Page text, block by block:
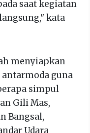
saat kegiatan
kata
menyiapkan
guna
simpul
Gili Mas,
Bangsal,
Udara